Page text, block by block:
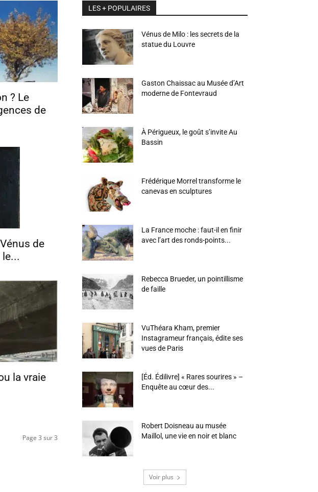
? Le
de
de
la vraie
Page 3 sur 3
LES + POPULAIRES
Vénus de Milo : les secrets de la
statue du Louvre
Gaston Chaissac au Musée d’Art
moderne de Fontevraud
À Périgueux, le goût s’invite Au
Bassin
Frédérique Morrel transforme le
canevas en sculptures
La France moche : faut-il en finir
avec l’art des ronds-points...
Rebecca Brueder, un pointillisme
de faille
VuThéara Kham, premier
Instagrameur français, édite ses
vues de Paris
[Éd. Édilivre] « Rares sourires » –
Enquête au cœur des...
Robert Doisneau au musée
Maillol, une vie en noir et blanc
Voir plus